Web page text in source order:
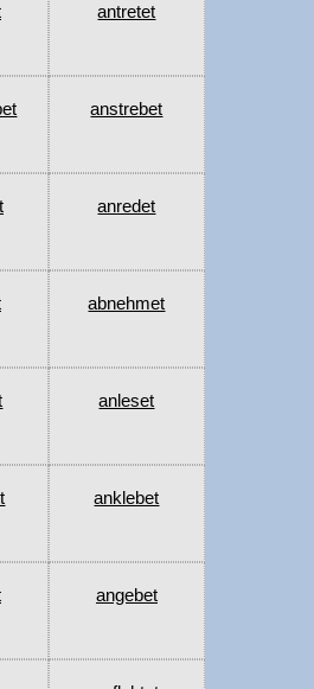
antretet
anstrebet
anredet
abnehmet
anleset
anklebet
angebet